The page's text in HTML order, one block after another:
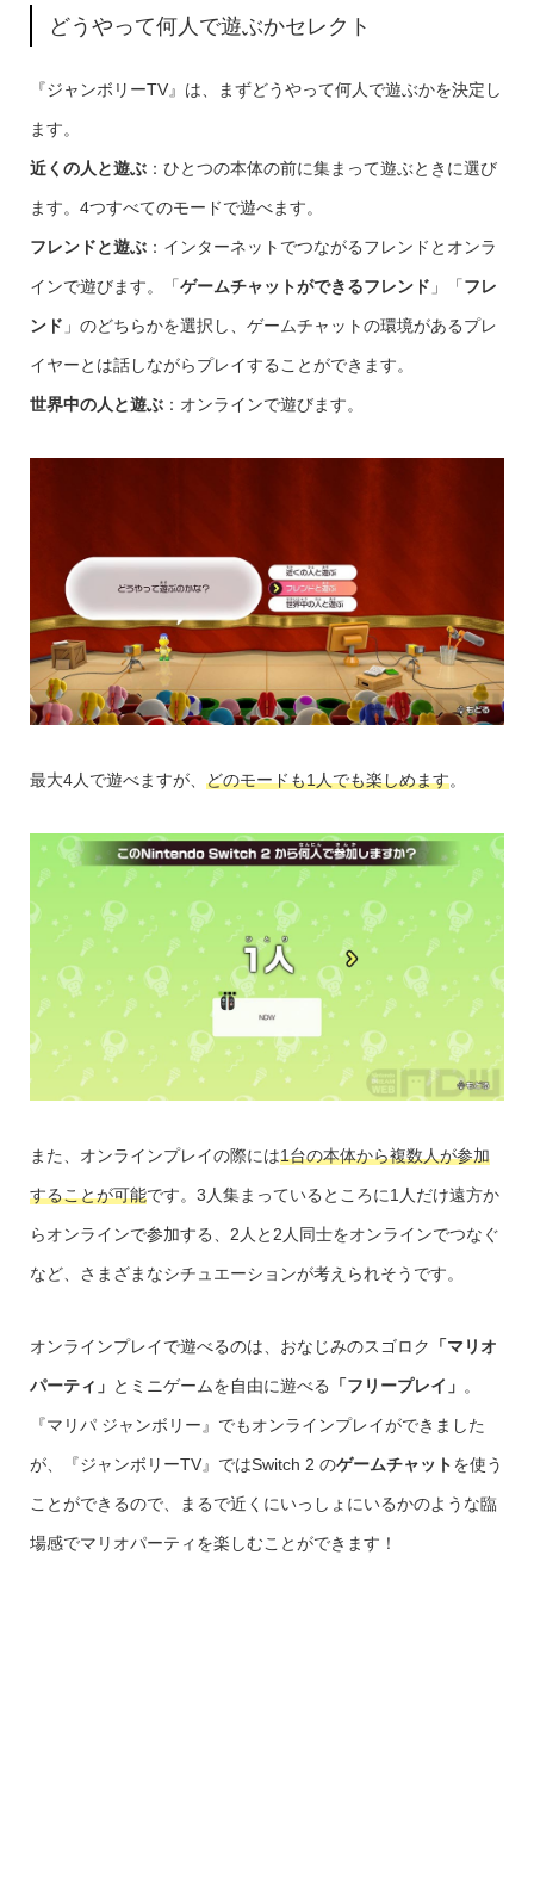
どうやって何人で遊ぶかセレクト
『ジャンボリーTV』は、まずどうやって何人で遊ぶかを決定し
ます。
近くの人と遊ぶ：ひとつの本体の前に集まって遊ぶときに選び
ます。4つすべてのモードで遊べます。
フレンドと遊ぶ：インターネットでつながるフレンドとオンラ
インで遊びます。「ゲームチャットができるフレンド 」「フレ
ンド 」のどちらかを選択し、ゲームチャットの環境があるプレ
イヤーとは話しながらプレイすることができます。
世界中の人と遊ぶ：オンラインで遊びます。
最大4人で遊べますが、 どのモードも1人でも楽しめます。
また、オンラインプレイの際には1台の本体から複数人が参加
することが可能です。3人集まっているところに1人だけ遠方か
らオンラインで参加する、2人と2人同士をオンラインでつなぐ
など、さまざまなシチュエーションが考えられそうです。
オンラインプレイで遊べるのは、おなじみのスゴロク 「マリオ
パーティ」 とミニゲームを自由に遊べる 「フリープレイ」 。
『マリパ ジャンボリー』でもオンラインプレイができました
が、『ジャンボリーTV』ではSwitch 2 のゲームチャットを使う
ことができるので、まるで近くにいっしょにいるかのような臨
場感でマリオパーティを楽しむことができます！